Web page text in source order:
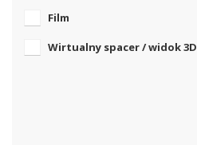
Film
Wirtualny spacer / widok 3D